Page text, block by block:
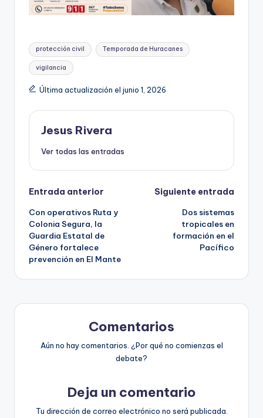
Etiquetas:
protección civil Temporada de Huracanes
vigilancia
Última actualización el junio 1, 2026
Jesus Rivera
Ver todas las entradas
Navegación
de
entradas
Entrada anterior
Con operativos Ruta y
Colonia Segura, la
Guardia Estatal de
Género fortalece
prevención en El Mante
Siguiente entrada
Dos sistemas
tropicales en
formación en el
Pacífico
Comentarios
Aún no hay comentarios. ¿Por qué no comienzas el
debate?
Deja un comentario
Tu dirección de correo electrónico no será publicada.